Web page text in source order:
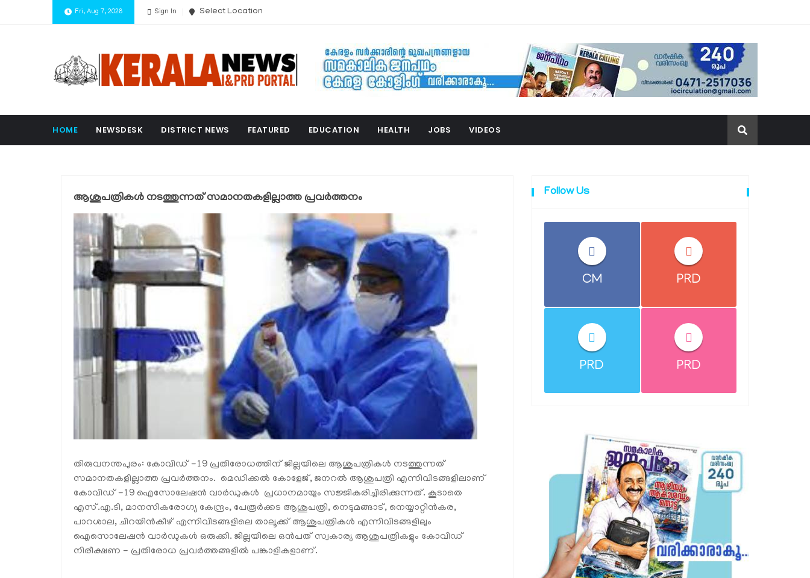
Fri, Aug 7, 2026 Sign In Select Location
HOME NEWSDESK DISTRICT NEWS FEATURED EDUCATION HEALTH JOBS VIDEOS
ആശുപത്രികൾ നടത്തുന്നത് സമാനതകളില്ലാത്ത പ്രവർത്തനം
തിരുവനന്തപുരം: കോവിഡ് -19 പ്രതിരോധത്തിന് ജില്ലയിലെ ആശുപത്രികൾ നടത്തുന്നത്
സമാനതകളില്ലാത്ത പ്രവർത്തനം. മെഡിക്കൽ കോളേജ്, ജനറൽ ആശുപത്രി എന്നിവിടങ്ങളിലാണ്
കോവിഡ് -19 ഐസോലേഷൻ വാർഡുകൾ പ്രധാനമായും സജ്ജികരിച്ചിരിക്കുന്നത്. കൂടാതെ
എസ്.എ.ടി, മാനസികരോഗ്യ കേന്ദ്രം, പേരൂർക്കട ആശുപത്രി, നെടുമങ്ങാട്, നെയ്യാറ്റിൻകര,
പാറശാല, ചിറയിൻകീഴ് എന്നിവിടങ്ങളിലെ താലൂക്ക് ആശുപത്രികൾ എന്നിവിടങ്ങളിലും
ഐസൊലേഷൻ വാർഡുകൾ ഒരുക്കി. ജില്ലയിലെ ഒൻപത് സ്വകാര്യ ആശുപത്രികളും കോവിഡ്
നിരീക്ഷണ - പ്രതിരോധ പ്രവർത്തങ്ങളിൽ പങ്കാളികളാണ്.
Follow Us
CM PRD
PRD PRD